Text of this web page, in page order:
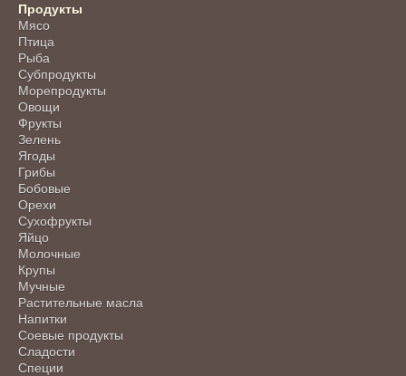
Продукты
Мясо
Птица
Рыба
Субпродукты
Морепродукты
Овощи
Фрукты
Зелень
Ягоды
Грибы
Бобовые
Орехи
Сухофрукты
Яйцо
Молочные
Крупы
Мучные
Растительные масла
Напитки
Соевые продукты
Сладости
Специи